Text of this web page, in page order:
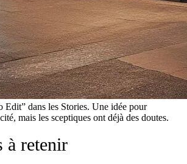
Edit” dans les Stories. Une idée pour
mais les sceptiques ont déjà des doutes.
à retenir